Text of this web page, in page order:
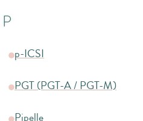
P
p-ICSI
PGT (PGT-A / PGT-M)
Pipelle